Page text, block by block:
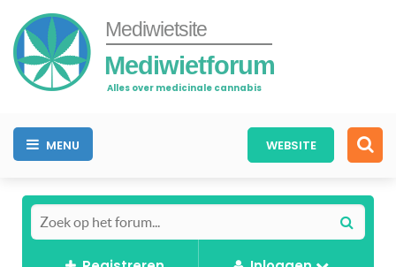
Mediwietsite
Mediwietforum
Alles over medicinale cannabis
MENU WEBSITE